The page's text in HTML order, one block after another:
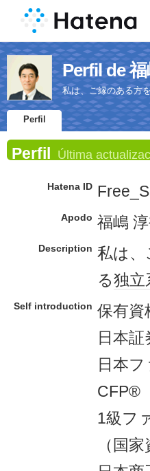
Perfil de
私は、ご縁のある方
Perfil
Perfil Última
Hatena ID
Apodo 福嶋
Description 私は、
る独立
Self introduction 保有資
日本
日本
CFP®
1級フ
（国家